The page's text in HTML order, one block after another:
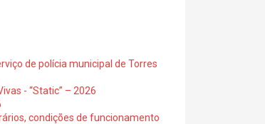
de polícia municipal de Torres
- “Static” – 2026
condições de funcionamento